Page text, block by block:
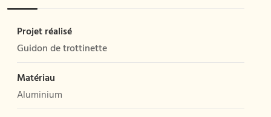
Projet réalisé
Guidon de trottinette
Matériau
Aluminium